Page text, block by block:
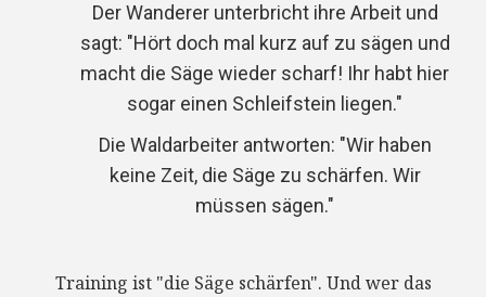
Der Wanderer unterbricht ihre Arbeit und
sagt: "Hört doch mal kurz auf zu sägen und
macht die Säge wieder scharf! Ihr habt hier
sogar einen Schleifstein liegen."
Die Waldarbeiter antworten: "Wir haben
keine Zeit, die Säge zu schärfen. Wir
müssen sägen."
Training ist "die Säge schärfen". Und wer das